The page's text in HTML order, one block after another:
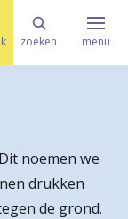
zoeken
M
e
t
n
menu
noemen we
drukken
de grond.